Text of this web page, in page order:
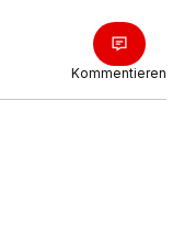
Kommentieren